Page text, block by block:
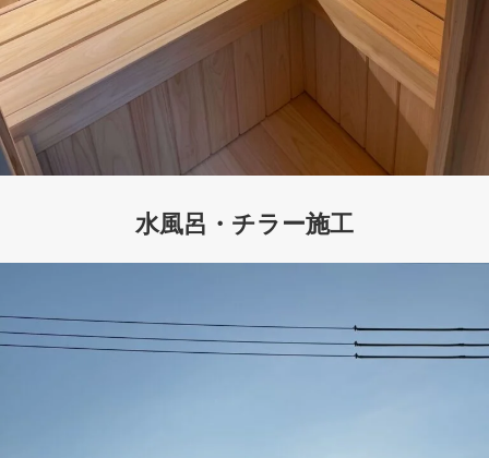
水風呂・チラー施工